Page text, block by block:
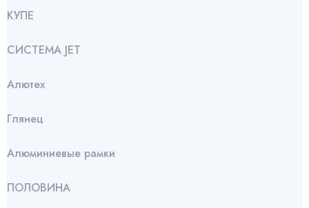
КУПЕ
СИСТЕМА JET
Алютех
Глянец
Алюминиевые рамки
ПОЛОВИНА